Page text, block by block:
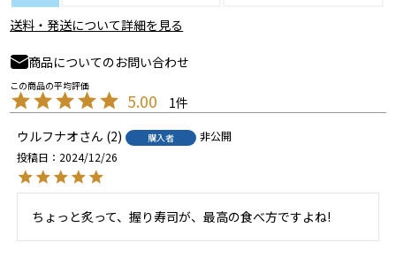
送料・発送について詳細を見る
商品についてのお問い合わせ
5.00
1
ウルフナオ
2 購入者
非公開
投稿日
2024/12/26
ちょっと炙って、握り寿司が、最高の食べ方ですよね!